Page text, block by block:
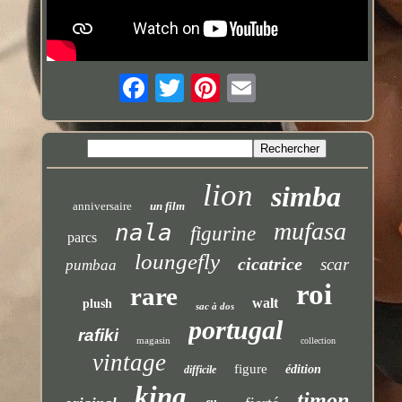
anniversaire un film lion simba
parcs nala figurine mufasa
pumbaa loungefly cicatrice scar
plush rare sac à dos walt roi
rafiki magasin portugal collection
vintage difficile figure édition